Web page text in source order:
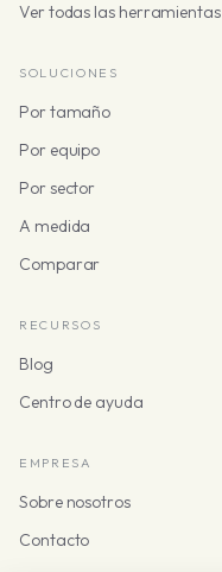
Ver todas las herramientas
SOLUCIONES
Por tamaño
Por equipo
Por sector
A medida
Comparar
RECURSOS
Blog
Centro de ayuda
EMPRESA
Sobre nosotros
Contacto